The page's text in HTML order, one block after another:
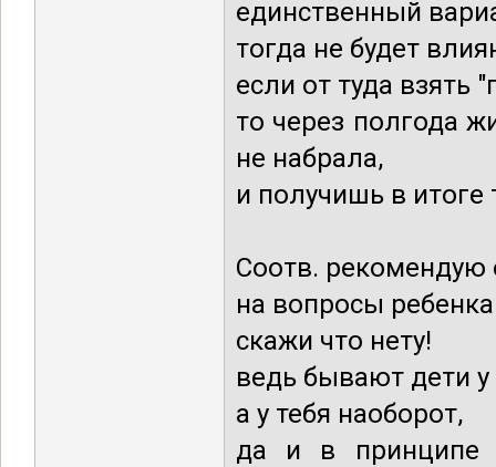
единственный
тогда не будет
если от туда взять
то через полгода
не набрала,
и получишь в
Соотв. рекомендую
на вопросы
скажи что нету!
ведь бывают дети
а у тебя наоборот,
да и в принципе